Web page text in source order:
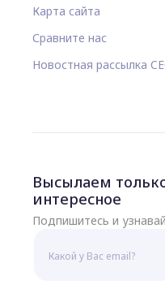
Карта сайта
Сравните нас
Новостная рассылка
Высылаем
интересное
Подпишитесь и